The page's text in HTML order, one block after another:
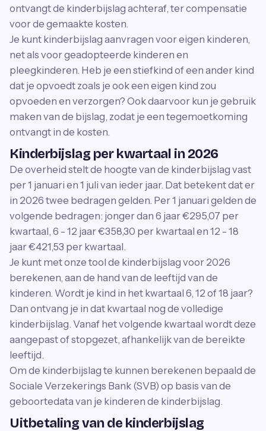
ontvangt de kinderbijslag achteraf, ter compensatie
voor de gemaakte kosten.
Je kunt kinderbijslag aanvragen voor eigen kinderen,
net als voor geadopteerde kinderen en
pleegkinderen. Heb je een stiefkind of een ander kind
dat je opvoedt zoals je ook een eigen kind zou
opvoeden en verzorgen? Ook daarvoor kun je gebruik
maken van de bijslag, zodat je een tegemoetkoming
ontvangt in de kosten.
Kinderbijslag per kwartaal in 2026
De overheid stelt de hoogte van de kinderbijslag vast
per 1 januari en 1 juli van ieder jaar. Dat betekent dat er
in 2026 twee bedragen gelden. Per 1 januari gelden de
volgende bedragen: jonger dan 6 jaar €295,07 per
kwartaal, 6 - 12 jaar €358,30 per kwartaal en 12 - 18
jaar €421,53 per kwartaal.
Je kunt met onze tool de kinderbijslag voor 2026
berekenen, aan de hand van de leeftijd van de
kinderen. Wordt je kind in het kwartaal 6, 12 of 18 jaar?
Dan ontvang je in dat kwartaal nog de volledige
kinderbijslag. Vanaf het volgende kwartaal wordt deze
aangepast of stopgezet, afhankelijk van de bereikte
leeftijd.
Om de kinderbijslag te kunnen berekenen bepaald de
Sociale Verzekerings Bank (SVB) op basis van de
geboortedata van je kinderen de kinderbijslag.
Uitbetaling van de kinderbijslag